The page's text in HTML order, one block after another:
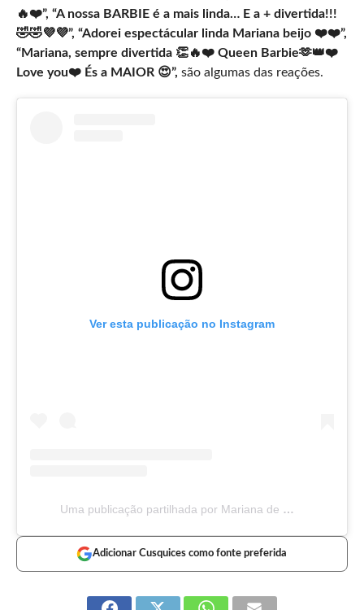
🔥❤️”, “A nossa BARBIE é a mais linda… E a + divertida!!!
🤣🤣💜💜”, “Adorei espectácular linda Mariana beijo ❤️❤️”,
“Mariana, sempre divertida 👏🔥❤️ Queen Barbie🫶👑❤️
Love you❤️ És a MAIOR 😍”, são algumas das reações.
Ver esta publicação no Instagram
Uma publicação partilhada por Mariana de Moura Duarte (@marianamouraduarte)
Adicionar Cusquices como fonte preferida